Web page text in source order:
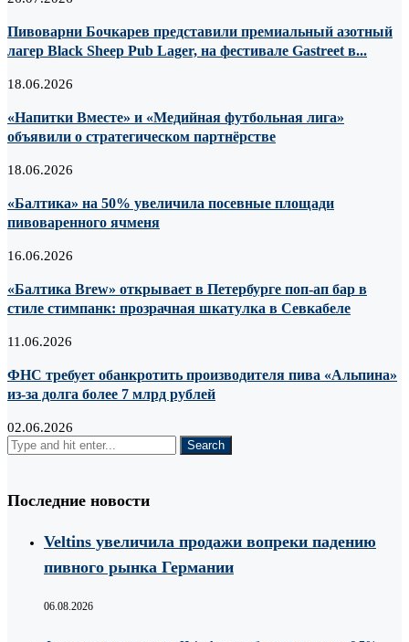
Пивоварни Бочкарев представили премиальный азотный
лагер Black Sheep Pub Lager, на фестивале Gastreet в...
18.06.2026
«Напитки Вместе» и «Медийная футбольная лига»
объявили о стратегическом партнёрстве
18.06.2026
«Балтика» на 50% увеличила посевные площади
пивоваренного ячменя
16.06.2026
«Балтика Brew» открывает в Петербурге поп-ап бар в
стиле стимпанк: прозрачная шкатулка в Севкабеле
11.06.2026
ФНС требует обанкротить производителя пива «Альпина»
из-за долга более 7 млрд рублей
02.06.2026
Последние новости
Veltins увеличила продажи вопреки падению
пивного рынка Германии
06.08.2026